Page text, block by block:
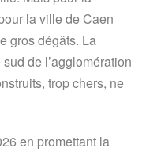
la ville de Caen
gros dégâts. La
de l’agglomération
trop chers, ne
en promettant la